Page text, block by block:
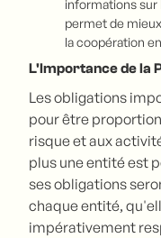
informations sur
permet de
la coopération
L'Importance de la
Les obligations
pour être
risque et aux
plus une entité est
ses obligations
chaque entité,
impérativement